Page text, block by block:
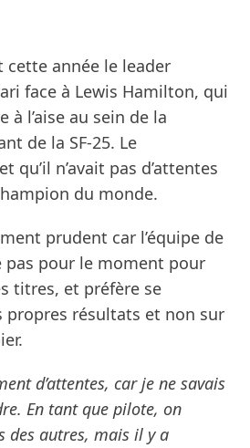
cette année le leader
face à Lewis Hamilton, qui
à l’aise au sein de la
de la SF-25. Le
qu’il n’avait pas d’attentes
du monde.
prudent car l’équipe de
pour le moment pour
titres, et préfère se
propres résultats et non sur
d’attentes, car je ne savais
En tant que pilote, on
des autres, mais il y a